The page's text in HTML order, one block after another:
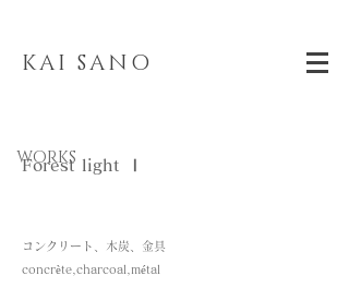
KAI SANO
WORKS
Forest light Ⅰ
コンクリート、木炭、金具
concrète,charcoal,métal